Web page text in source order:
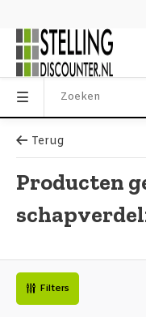
Terug
Producten
Filters